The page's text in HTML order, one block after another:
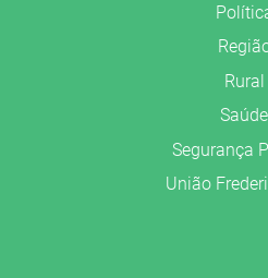
Rural
Saúde
Segurança
União